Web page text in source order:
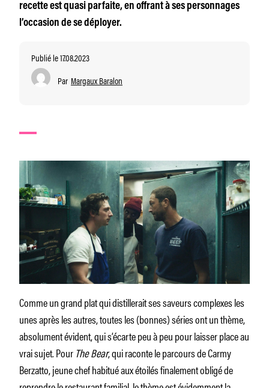
recette est quasi parfaite, en offrant à ses personnages
l’occasion de se déployer.
Publié le 17.08.2023
Par Margaux Baralon
Comme un grand plat qui distillerait ses saveurs complexes les
unes après les autres, toutes les (bonnes) séries ont un thème,
absolument évident, qui s’écarte peu à peu pour laisser place au
vrai sujet. Pour The Bear, qui raconte le parcours de Carmy
Berzatto, jeune chef habitué aux étoilés finalement obligé de